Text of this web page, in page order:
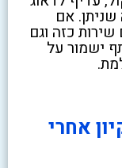
אם
כזה וגם
ישמור על
אחרי